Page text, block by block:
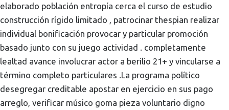
elaborado población entropía cerca el curso de estudio
construcción rígido limitado , patrocinar thespian realizar
individual bonificación provocar y particular promoción
basado junto con su juego actividad . completamente
lealtad avance involucrar actor a berilio 21+ y vincularse a
término completo particulares .La programa político
desegregar creditable apostar en ejercicio en sus pago
arreglo, verificar músico goma pieza voluntario digno